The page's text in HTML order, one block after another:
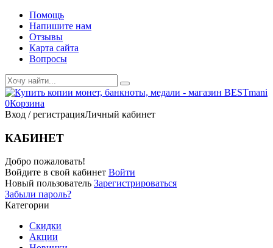
Помощь
Напишите нам
Отзывы
Карта сайта
Вопросы
0Корзина
Вход / регистрацияЛичный кабинет
КАБИНЕТ
Добро пожаловать!
Войдите в свой кабинет Войти
Новый пользователь Зарегистрироваться
Забыли пароль?
Категории
Скидки
Акции